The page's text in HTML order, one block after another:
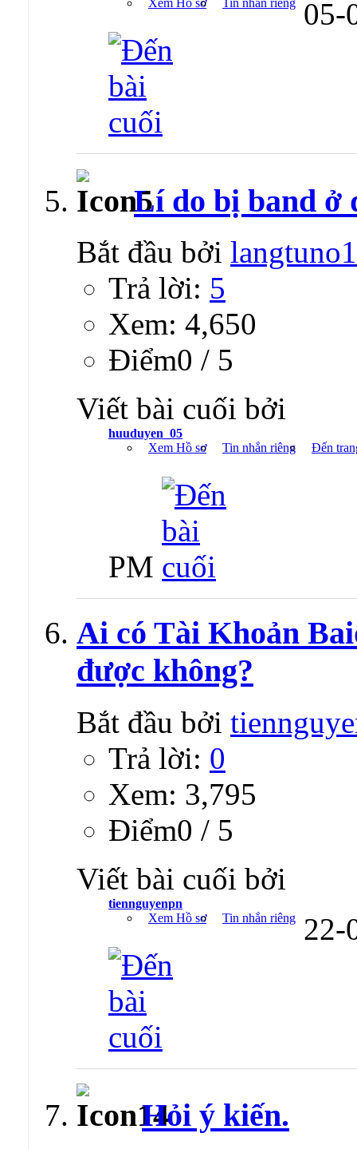
05-
Lí do bị band ở
Bắt đầu bởi
Trả lời: 5
Xem: 4,650
Ðiểm0 / 5
Viết bài cuối bởi
huuduyen_05
Xem Hồ sơ
Tin nhắn riêng Đến
PM
Ai có Tài Khoản
được không?
Bắt đầu bởi
Trả lời: 0
Xem: 3,795
Ðiểm0 / 5
Viết bài cuối bởi
tiennguyenpn
Xem Hồ sơ
Tin nhắn riêng 22-
Hỏi ý kiến.